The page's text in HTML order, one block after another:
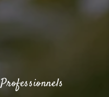
Professionnels